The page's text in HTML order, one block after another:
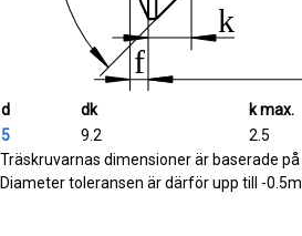
d dk k max.
5
9.2 2.5
Träskruvarnas dimensioner är baserade
Diameter toleransen är därför upp till -